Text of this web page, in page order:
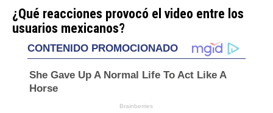
¿Qué reacciones provocó el video entre los
usuarios mexicanos?